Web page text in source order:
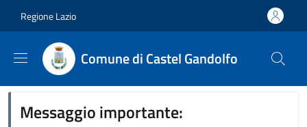
Regione Lazio
Comune di Castel Gandolfo
Messaggio importante: